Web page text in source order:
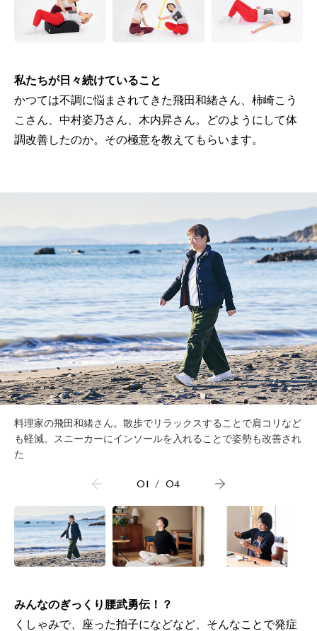
私たちが日々続けていること
かつては不調に悩まされてきた飛田和緒さん、柿崎こう
こさん、中村姿乃さん、木内昇さん。どのようにして体
調改善したのか。その極意を教えてもらいます。
料理家の飛田和緒さん。散歩でリラックスすることで肩コリなど
も軽減。スニーカーにインソールを入れることで姿勢も改善され
た
01 / 04
みんなのぎっくり腰武勇伝！？
くしゃみで、座った拍子になどなど、そんなことで発症